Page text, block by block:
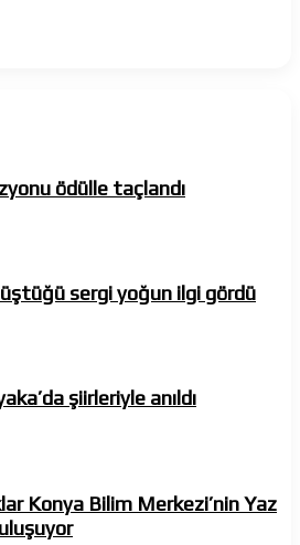
ödülle taçlandı
sergi yoğun ilgi gördü
şiirleriyle anıldı
Konya Bilim Merkezi’nin Yaz